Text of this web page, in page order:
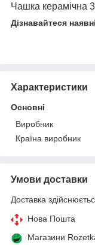
Чашка керамічна
Дізнавайтеся
Характеристики
Основні
Виробник
Країна виробник
Умови доставки
Доставка
Нова Пошта
Магазини